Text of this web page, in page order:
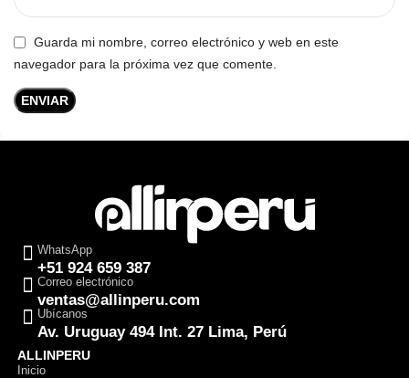
Guarda mi nombre, correo electrónico y web en este
navegador para la próxima vez que comente.
WhatsApp
+51 924 659 387
Correo electrónico
ventas@allinperu.com
Ubícanos
Av. Uruguay 494 Int. 27 Lima, Perú
ALLINPERU
Inicio